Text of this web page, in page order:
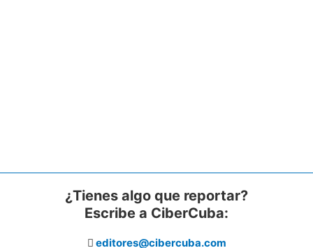
¿Tienes algo que reportar?
Escribe a CiberCuba:
editores@cibercuba.com